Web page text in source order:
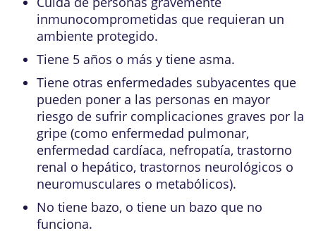
inmunocomprometidas que requieran un
ambiente protegido.
Tiene 5 años o más y tiene asma.
Tiene otras enfermedades subyacentes que
pueden poner a las personas en mayor
riesgo de sufrir complicaciones graves por la
gripe (como enfermedad pulmonar,
enfermedad cardíaca, nefropatía, trastorno
renal o hepático, trastornos neurológicos o
neuromusculares o metabólicos).
No tiene bazo, o tiene un bazo que no
funciona.